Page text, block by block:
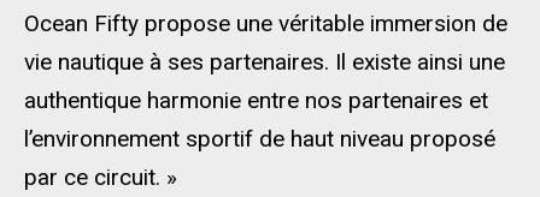
Ocean Fifty propose une véritable immersion de
vie nautique à ses partenaires. Il existe ainsi une
authentique harmonie entre nos partenaires et
l’environnement sportif de haut niveau proposé
par ce circuit. »